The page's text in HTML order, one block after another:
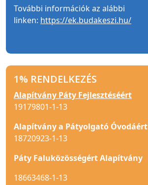
További információk az alábbi
linken: https://ek.budakeszi.hu/
1% RENDELKEZÉS
Alapítvány Páty Fejlesztéséért
19179801-1-13
Alapítvány a Pátyolgató Óvodáért
18720923-1-13
Páty Faluközösségért Alapítvány
18663468-1-13